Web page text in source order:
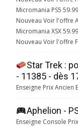
Micromania PS5
Nouveau Voir l'offre
Micromania XSX
Nouveau Voir l'offre
Star Trek :
- 11385 - dès
Enseigne Prix
Aphelion -
Enseigne Console